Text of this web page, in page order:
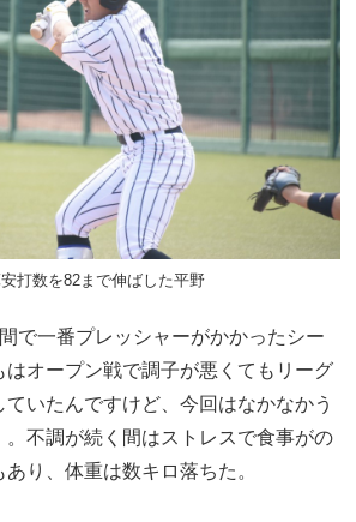
打数を82まで伸ばした平野
で一番プレッシャーがかかったシー
はオープン戦で調子が悪くてもリーグ
いたんですけど、今回はなかなかう
不調が続く間はストレスで食事がの
り、体重は数キロ落ちた。